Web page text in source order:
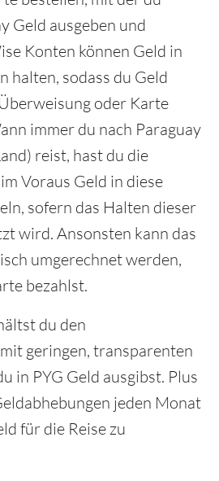
Geld ausgeben und
Konten können Geld in
halten, sodass du Geld
oder Karte
immer du nach Paraguay
reist, hast du die
Voraus Geld in diese
sofern das Halten dieser
wird. Ansonsten kann das
umgerechnet werden,
bezahlst.
du den
geringen, transparenten
in PYG Geld ausgibst. Plus
jeden Monat
für die Reise zu